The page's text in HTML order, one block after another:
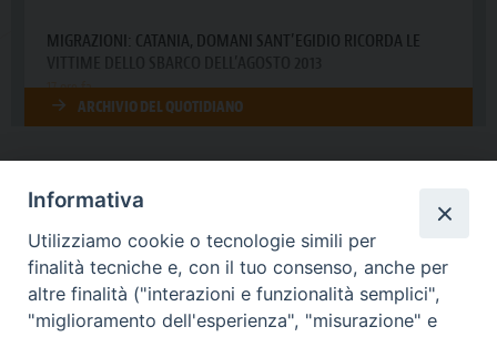
DIOCESI SUBURBICARIA DI ALBANO
Contatti:Tel.: 06.93268401 - Fax.: 06.9323844
E-mail:curia@diocesidialbano.it
Informativa
Utilizziamo cookie o tecnologie simili per
finalità tecniche e, con il tuo consenso, anche per
altre finalità ("interazioni e funzionalità semplici",
"miglioramento dell'esperienza", "misurazione" e